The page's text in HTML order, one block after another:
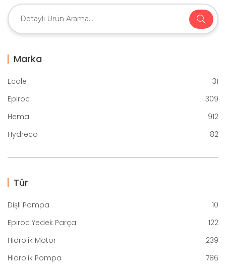
Marka
Ecole
31
Epiroc
309
Hema
912
Hydreco
82
Tür
Dişli Pompa
10
Epiroc Yedek Parça
122
Hidrolik Motor
239
Hidrolik Pompa
786